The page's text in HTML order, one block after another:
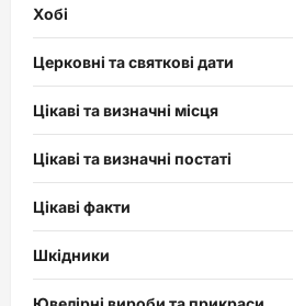
Хобі
Церковні та святкові дати
Цікаві та визначні місця
Цікаві та визначні постаті
Цікаві факти
Шкідники